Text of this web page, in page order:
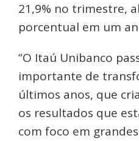
21,9% no trimestre,
porcentual em um
“O Itaú Unibanco
importante de
últimos anos, que
os resultados que
com foco em